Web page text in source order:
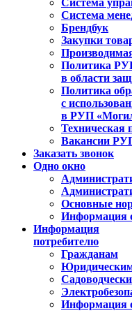
Система
Система
Брендбук
Закупки
Политика
в области
Политика
с
в РУП
Техническая
Вакансии
Заказать звонок
Одно окно
Основные
Информация
Информация
потребителю
Гражданам
Информация